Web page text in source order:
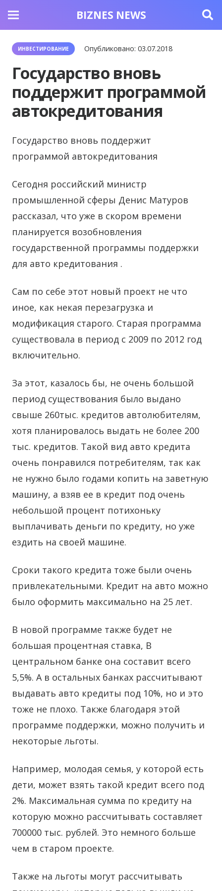
BIZNES NEWS
ИНВЕСТИРОВАНИЕ Опубликовано:03.07.2018
Государство вновь
поддержит программой
автокредитования
Государство вновь поддержит
программой автокредитования
Сегодня российский министр
промышленной сферы Денис Матуров
рассказал, что уже в скором времени
планируется возобновления
государственной программы поддержки
для авто кредитования .
Сам по себе этот новый проект не что
иное, как некая перезагрузка и
модификация старого. Старая программа
существовала в период с 2009 по 2012 год
включительно.
За этот, казалось бы, не очень большой
период существования было выдано
свыше 260тыс. кредитов автолюбителям,
хотя планировалось выдать не более 200
тыс. кредитов. Такой вид авто кредита
очень понравился потребителям, так как
не нужно было годами копить на заветную
машину, а взяв ее в кредит под очень
небольшой процент потихоньку
выплачивать деньги по кредиту, но уже
ездить на своей машине.
Сроки такого кредита тоже были очень
привлекательными. Кредит на авто можно
было оформить максимально на 25 лет.
В новой программе также будет не
большая процентная ставка, В
центральном банке она составит всего
5,5%. А в остальных банках рассчитывают
выдавать авто кредиты под 10%, но и это
тоже не плохо. Также благодаря этой
программе поддержки, можно получить и
некоторые льготы.
Например, молодая семья, у которой есть
дети, может взять такой кредит всего под
2%. Максимальная сумма по кредиту на
которую можно рассчитывать составляет
700000 тыс. рублей. Это немного больше
чем в старом проекте.
Также на льготы могут рассчитывать